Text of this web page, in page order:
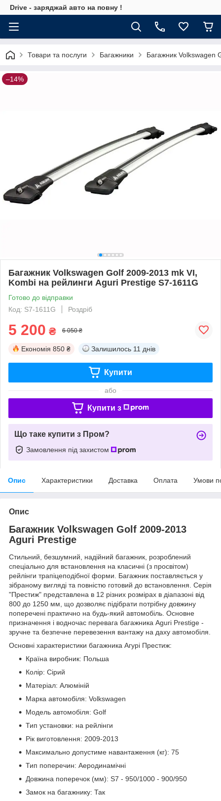
Drive - заряджай авто на повну !
Товари та послуги Багажники Багажник Volkswagen
–14%
Багажник Volkswagen Golf 2009-2013 mk VI,
Kombi на рейлинги Aguri Prestige S7-1611G
Готово до відправки
Код: S7-1611G
Роздріб
5 200 ₴ 6 050 ₴
Економія 850 ₴ Залишилось 11 днів
Купити
або
Купити з
Що таке купити з Пром?
Замовлення під захистом
Опис Характеристики Доставка Оплата Умови
Опис
Багажник Volkswagen Golf 2009-2013
Aguri Prestige
Стильний, безшумний, надійний багажник, розроблений
спеціально для встановлення на класичні (з просвітом)
рейлінги трапіцеподібної форми. Багажник поставляється у
зібраному вигляді та повністю готовий до встановлення. Серія
"Престиж" представлена в 12 різних розмірах в діапазоні від
800 до 1250 мм, що дозволяє підібрати потрібну довжину
поперечені практично на будь-який автомобіль. Основне
призначення і водночас перевага багажника Aguri Prestige -
зручне та безпечне перевезення вантажу на даху автомобіля.
Основні характеристики багажника Агурі Престиж:
Країна виробник: Польша
Колір: Сірий
Матеріал: Алюміній
Марка автомобіля: Volkswagen
Модель автомобіля: Golf
Тип установки: на рейлінги
Рік виготовлення: 2009-2013
Максимально допустиме навантаження (кг): 75
Тип поперечин: Аеродинамічні
Довжина поперечок (мм): S7 - 950/1000 - 900/950
Замок на багажнику: Так